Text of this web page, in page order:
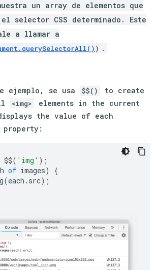
un array de elementos que
selector CSS determinado. Este
a llamar a
) .
ejemplo, se usa $$()
to create
<img>
elements in the current
the value of each
property:
$$( 'img' );
of images)
{
(each . src);